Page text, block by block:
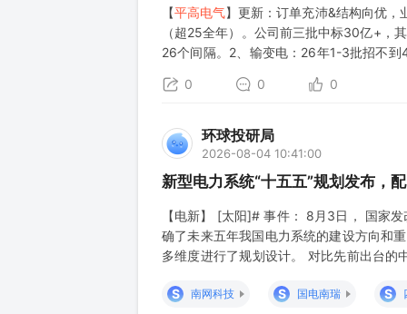
【平高电气】更新：订单充沛&结构向优
（超25全年）。公司前三批中标30亿+，
26个间隔。2、输变电：26年1-3批招不
0 0 0
环球投研局
2026-08-04 10:41:00
新型电力系统“十五五”规划发布
【电新】 [太阳]# 事件： 8月3日， 国家
确了未来五年我国电力系统的建设方向和
多维度进行了规划设计。 对比先前出台
和消纳。建议关注【金风、大金、
S 南网科技 S 国电南瑞 S